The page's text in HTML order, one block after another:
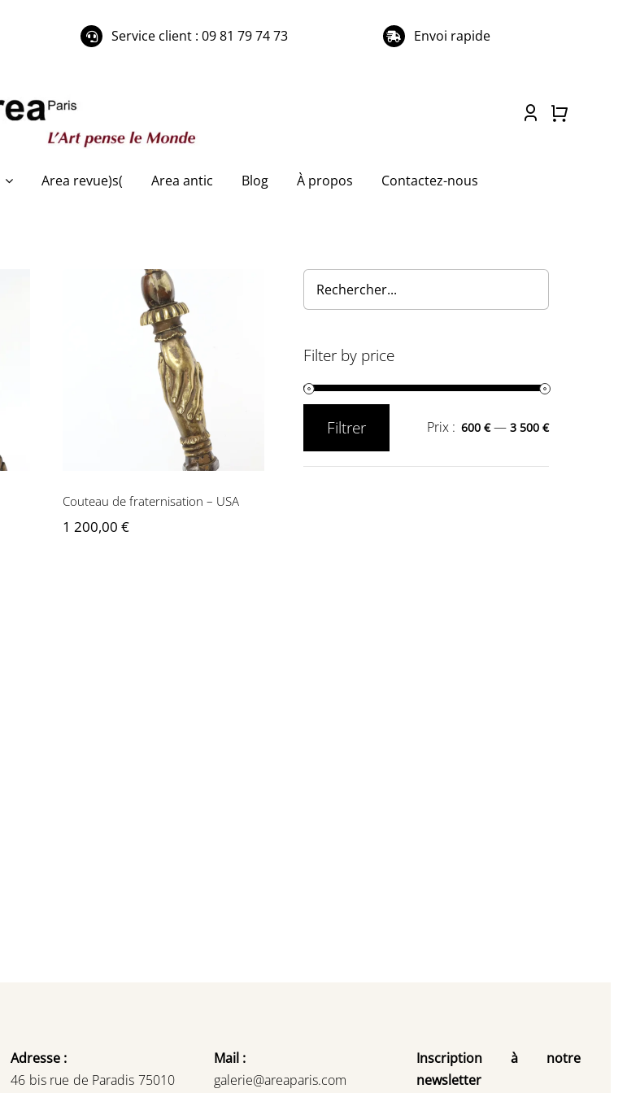
Service client : 09 81 79 74 73 Envoi rapide
Area revue)s( Area antic Blog À propos Contactez-nous
Couteau de
fraternisation – USA
Couteau de fraternisation – USA
1 200,00 €
Filter by price
Filtrer Prix : 600 €— 3 500 €
Adresse :
46 bis rue de Paradis 75010
Mail :
galerie@areaparis.com
Inscription à notre
newsletter